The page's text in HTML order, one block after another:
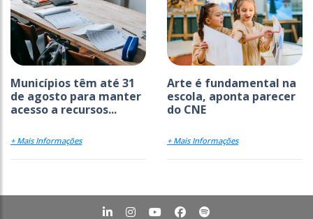
Municípios têm até 31
de agosto para manter
acesso a recursos...
+ Mais Informações
Arte é fundamental na
escola, aponta parecer
do CNE
+ Mais Informações